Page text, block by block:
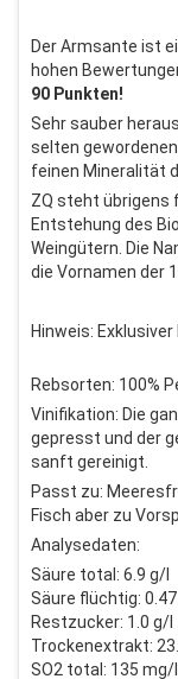
Der Armsante ist
hohen
90 Punkten!
Sehr sauber
selten
feinen Mineralität
ZQ steht übrigens
Entstehung des
Weingütern. Die
die Vornamen der
Hinweis:
Rebsorten: 100%
Vinifikation: Die
gepresst und der
sanft gereinigt.
Passt zu:
Fisch aber zu
Analysedaten:
Säure total: 6.9 g/l
Säure flüchtig:
Restzucker: 1.0 g/l
Trockenextrakt:
SO2 total: 135 mg/l